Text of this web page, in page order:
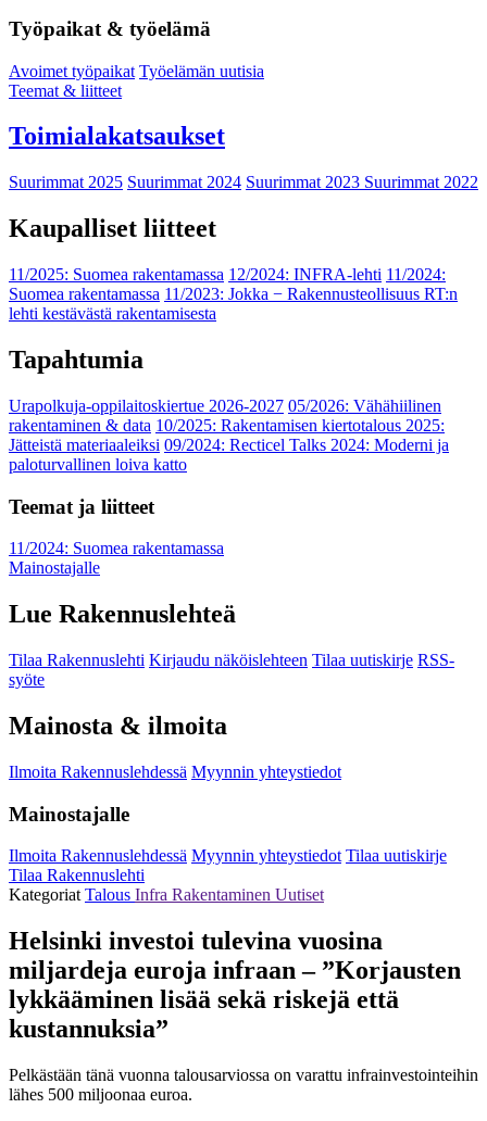
Työpaikat & työelämä
Avoimet työpaikat Työelämän uutisia
Teemat & liitteet
Toimialakatsaukset
Suurimmat 2025 Suurimmat 2024 Suurimmat 2023 Suurimmat 2022
Kaupalliset liitteet
11/2025: Suomea rakentamassa 12/2024: INFRA-lehti 11/2024:
Suomea rakentamassa 11/2023: Jokka − Rakennusteollisuus RT:n
lehti kestävästä rakentamisesta
Tapahtumia
Urapolkuja-oppilaitoskiertue 2026-2027 05/2026: Vähähiilinen
rakentaminen & data 10/2025: Rakentamisen kiertotalous 2025:
Jätteistä materiaaleiksi 09/2024: Recticel Talks 2024: Moderni ja
paloturvallinen loiva katto
Teemat ja liitteet
11/2024: Suomea rakentamassa
Mainostajalle
Lue Rakennuslehteä
Tilaa Rakennuslehti Kirjaudu näköislehteen Tilaa uutiskirje RSS-
syöte
Mainosta & ilmoita
Ilmoita Rakennuslehdessä Myynnin yhteystiedot
Mainostajalle
Ilmoita Rakennuslehdessä Myynnin yhteystiedot Tilaa uutiskirje
Tilaa Rakennuslehti
KategoriatTalous Infra Rakentaminen Uutiset
Helsinki investoi tulevina vuosina
miljardeja euroja infraan – ”Korjausten
lykkääminen lisää sekä riskejä että
kustannuksia”
Pelkästään tänä vuonna talousarviossa on varattu infrainvestointeihin
lähes 500 miljoonaa euroa.